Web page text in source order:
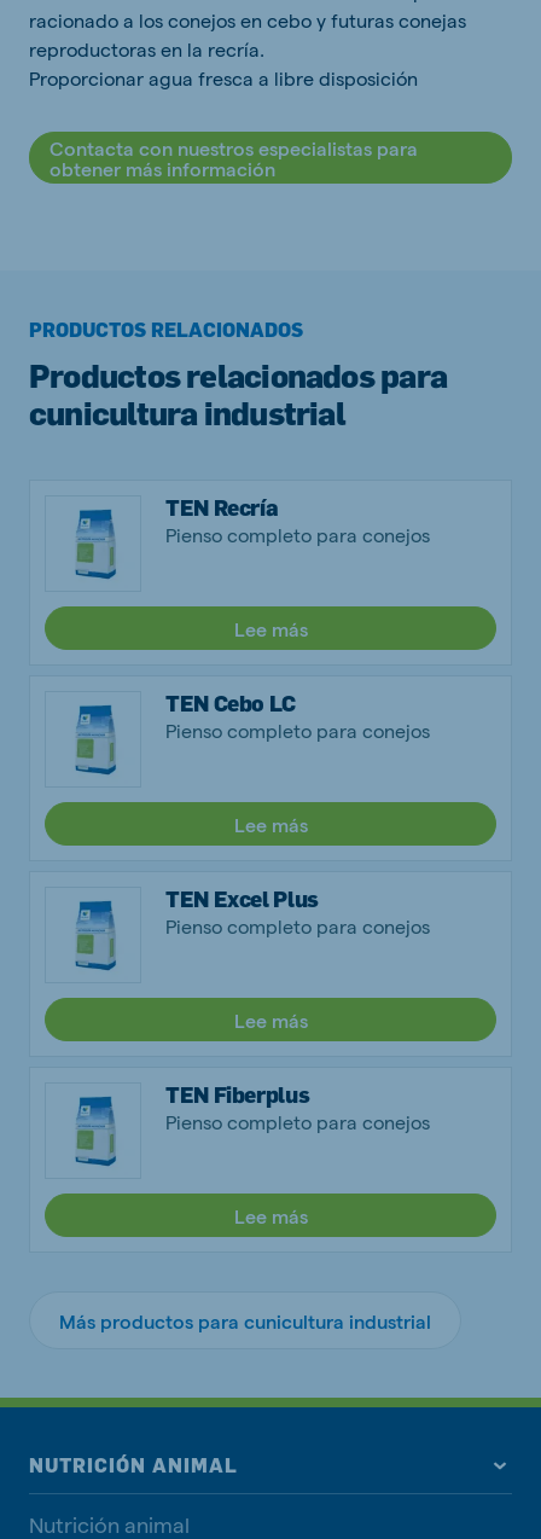
racionado a los conejos en cebo y futuras conejas
reproductoras en la recría.
Proporcionar agua fresca a libre disposición
Contacta con nuestros especialistas para
obtener más información
PRODUCTOS RELACIONADOS
Productos relacionados para
cunicultura industrial
TEN Recría
Pienso completo para conejos
Lee más
TEN Cebo LC
Pienso completo para conejos
Lee más
TEN Excel Plus
Pienso completo para conejos
Lee más
TEN Fiberplus
Pienso completo para conejos
Lee más
Más productos para cunicultura industrial
NUTRICIÓN ANIMAL
Nutrición animal